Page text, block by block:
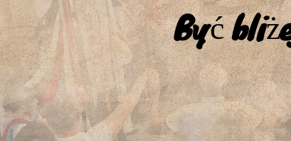
Być